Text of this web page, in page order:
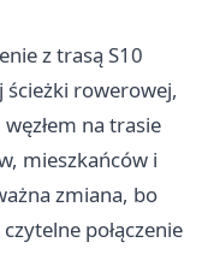
z trasą S10
ścieżki rowerowej,
na trasie
mieszkańców i
zmiana, bo
połączenie